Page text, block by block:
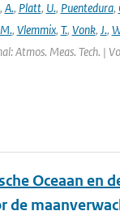
, A., Platt, U., Puentedura,
M., Vlemmix, T., Vonk, J.,
Atmos. Meas. Tech. |
Oceaan en
de